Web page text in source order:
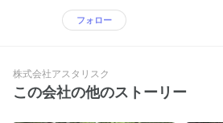
フォロー
株式会社アスタリスク
この会社の他のストーリー